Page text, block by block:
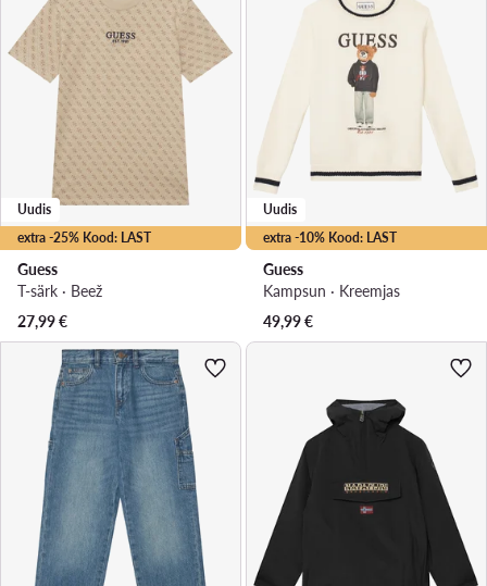
extra -25% Kood: LAST
Uudis
Guess
T-särk · Beež
27,99€
extra -10% Kood: LAST
Uudis
Guess
Kampsun · Kreemjas
49,99€